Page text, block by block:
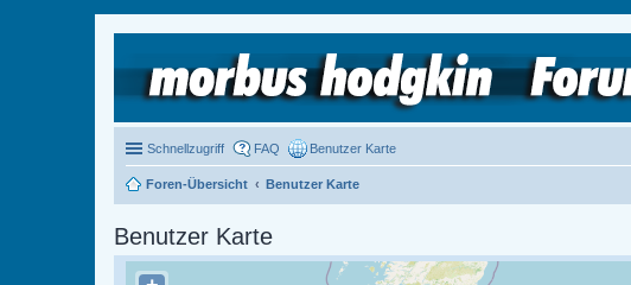
Schnellzugriff FAQ Benutzer Karte
Foren-Übersicht Benutzer Karte
Benutzer Karte